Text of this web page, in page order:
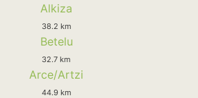
Alkiza
38.2 km
Betelu
32.7 km
Arce/Artzi
44.9 km